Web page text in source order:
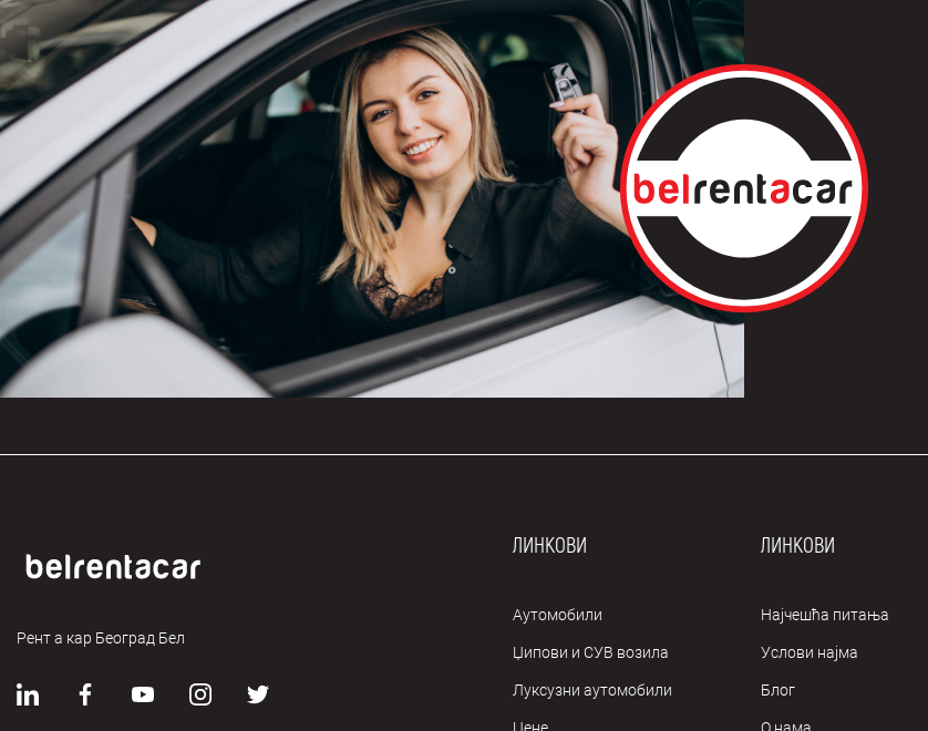
Рент а кар Београд Бел
ЛИНКОВИ
Аутомобили
Џипови и СУВ возила
Луксузни аутомобили
ЛИНКОВИ
Најчешћа питања
Услови најма
Блог